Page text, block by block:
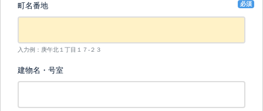
町名番地 必須
入力例：庚午北１丁目１７-２３
建物名・号室